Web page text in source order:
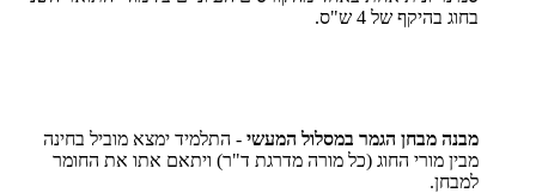
בחוג בהיקף של 4 ש"ס.
מבנה מבחן הגמר במסלול המעשי - התלמיד ימצא מוביל בחינה
מבין מורי החוג (כל מורה מדרגת ד"ר) ויתאם אתו את החומר
למבחן.